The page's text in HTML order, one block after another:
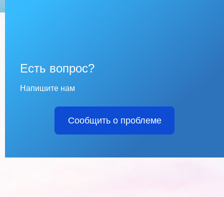
Есть вопрос?
Напишите нам
Сообщить о проблеме